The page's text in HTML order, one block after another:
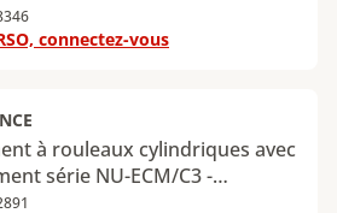
intérieur : 65 mm - Diamètre
: 140 mm - Largeur : 33 mm -
: 196 kN
connectez-vous
à rouleaux cylindriques avec
série NU-ECM/C3 -
intérieur : 70 mm - Diamètre